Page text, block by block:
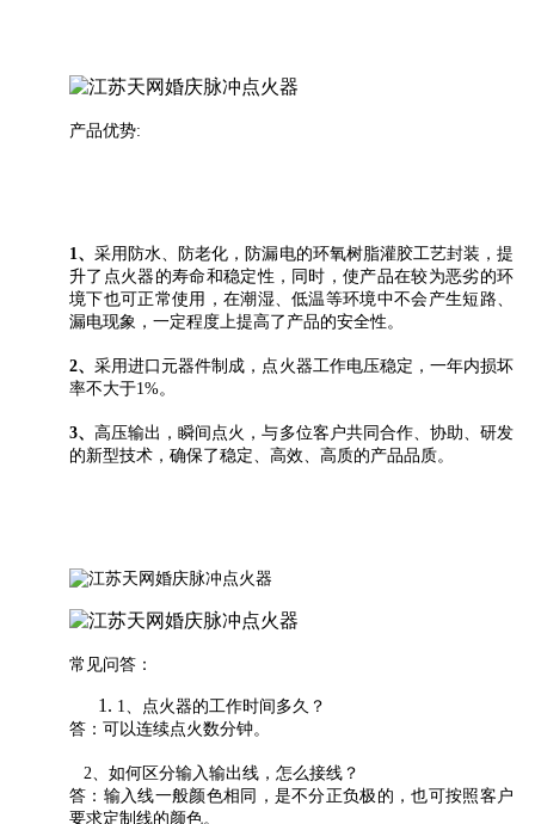
产品优势:
1、采用防水、防老化，防漏电的环氧树脂灌胶工艺封装，提
升了点火器的寿命和稳定性，同时，使产品在较为恶劣的环
境下也可正常使用，在潮湿、低温等环境中不会产生短路、
漏电现象，一定程度上提高了产品的安全性。
2、采用进口元器件制成，点火器工作电压稳定，一年内损坏
率不大于1%。
3、高压输出，瞬间点火，与多位客户共同合作、协助、研发
的新型技术，确保了稳定、高效、高质的产品品质。
常见问答：
1、点火器的工作时间多久？
答：可以连续点火数分钟。
2、如何区分输入输出线，怎么接线？
答：输入线一般颜色相同，是不分正负极的，也可按照客户
要求定制线的颜色。